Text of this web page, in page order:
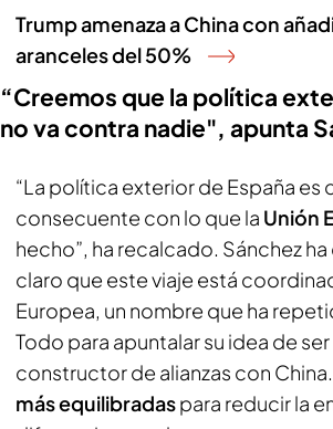
Trump amenaza a China con
aranceles del 50%
“Creemos que la política
no va contra nadie", apunta
“La política exterior de España es
consecuente con lo que la Unión
hecho”, ha recalcado. Sánchez
claro que este viaje está
Europea, un nombre que ha
Todo para apuntalar su idea de
constructor de alianzas con China.
más equilibradaspara reducir la